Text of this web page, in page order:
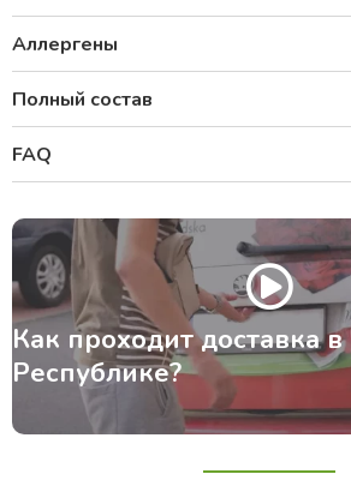
Аллергены
Полный состав
FAQ
Как проходит доставка
Республике?